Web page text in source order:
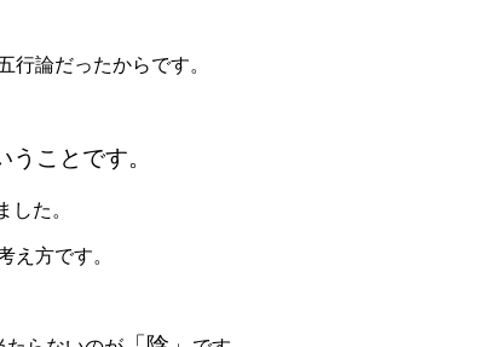
行論だったからです。
うことです。
した。
え方です。